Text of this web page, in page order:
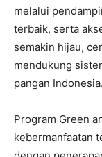
melalui
terbaik, serta
semakin hijau,
mendukung
pangan Indonesia.
Program Green
kebermanfaatan